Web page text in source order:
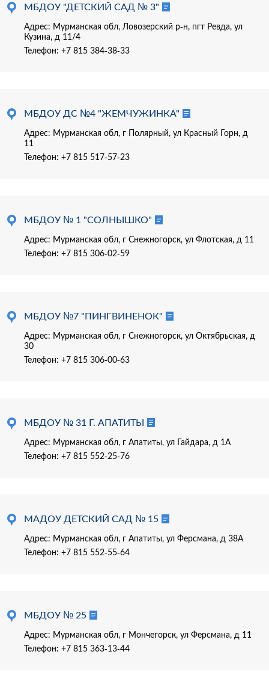
МБДОУ "ДЕТСКИЙ САД № 3"
Адрес: Мурманская обл, Ловозерский р-н, пгт Ревда, ул
Кузина, д 11/4
Телефон: +7 815 384-38-33
МБДОУ ДС №4 "ЖЕМЧУЖИНКА"
Адрес: Мурманская обл, г Полярный, ул Красный Горн, д
11
Телефон: +7 815 517-57-23
МБДОУ № 1 "СОЛНЫШКО"
Адрес: Мурманская обл, г Снежногорск, ул Флотская, д 11
Телефон: +7 815 306-02-59
МБДОУ №7 "ПИНГВИНЕНОК"
Адрес: Мурманская обл, г Снежногорск, ул Октябрьская, д
30
Телефон: +7 815 306-00-63
МБДОУ № 31 Г. АПАТИТЫ
Адрес: Мурманская обл, г Апатиты, ул Гайдара, д 1А
Телефон: +7 815 552-25-76
МАДОУ ДЕТСКИЙ САД № 15
Адрес: Мурманская обл, г Апатиты, ул Ферсмана, д 38А
Телефон: +7 815 552-55-64
МБДОУ № 25
Адрес: Мурманская обл, г Мончегорск, ул Ферсмана, д 11
Телефон: +7 815 363-13-44